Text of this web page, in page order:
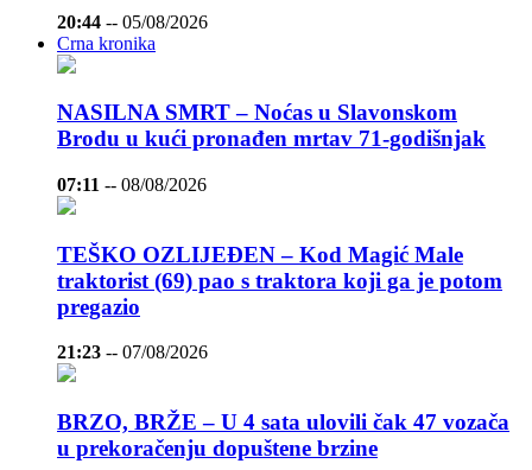
20:44 -- 05/08/2026
Crna kronika
NASILNA SMRT – Noćas u Slavonskom
Brodu u kući pronađen mrtav 71-godišnjak
07:11 -- 08/08/2026
TEŠKO OZLIJEĐEN – Kod Magić Male
traktorist (69) pao s traktora koji ga je potom
pregazio
21:23 -- 07/08/2026
BRZO, BRŽE – U 4 sata ulovili čak 47 vozača
u prekoračenju dopuštene brzine